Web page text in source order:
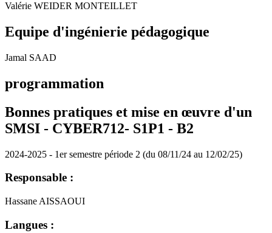
Valérie WEIDER MONTEILLET
Equipe d'ingénierie pédagogique
Jamal SAAD
programmation
Bonnes pratiques et mise en œuvre d'un
SMSI - CYBER712- S1P1 - B2
2024-2025 - 1er semestre période 2 (du 08/11/24 au 12/02/25)
Responsable :
Hassane AISSAOUI
Langues :